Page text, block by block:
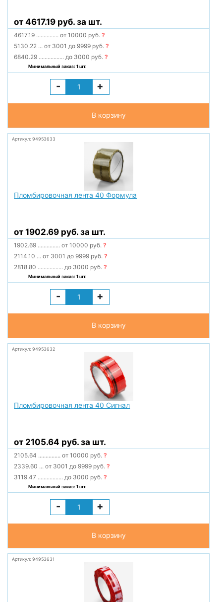
от 4617.19 руб. за шт.
4617.19 ............... от 10000 руб.?
5130.22 ... от 3001 до 9999 руб.?
6840.29 ................. до 3000 руб.?
Минимальный заказ: 1 шт.
- +
В корзину
Артикул: 94953633
Пломбировочная лента 40 Формула
от 1902.69 руб. за шт.
1902.69 ............... от 10000 руб.?
2114.10 ... от 3001 до 9999 руб.?
2818.80 ................. до 3000 руб.?
Минимальный заказ: 1 шт.
- +
В корзину
Артикул: 94953632
Пломбировочная лента 40 Сигнал
от 2105.64 руб. за шт.
2105.64 ............... от 10000 руб.?
2339.60 ... от 3001 до 9999 руб.?
3119.47 ................. до 3000 руб.?
Минимальный заказ: 1 шт.
- +
В корзину
Артикул: 94953631